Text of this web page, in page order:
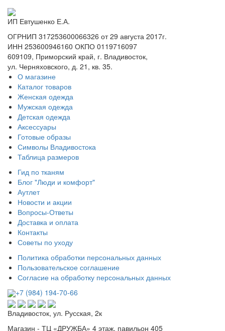
ИП Евтушенко Е.А.
ОГРНИП 317253600066326 от 29 августа 2017г.
ИНН 253600946160 ОКПО 0119716097
609109, Приморский край, г. Владивосток,
ул. Черняховского, д. 21, кв. 35.
О магазине
Каталог товаров
Женская одежда
Мужская одежда
Детская одежда
Аксессуары
Готовые образы
Символы Владивостока
Таблица размеров
Гид по тканям
Блог "Люди и комфорт"
Аутлет
Новости и акции
Вопросы-Ответы
Доставка и оплата
Контакты
Советы по уходу
Политика обработки персональных данных
Пользовательское соглашение
Согласие на обработку персональных данных
+7 (984) 194-70-66
Владивосток, ул. Русская, 2к
Магазин - ТЦ «ДРУЖБА» 4 этаж, павильон 405